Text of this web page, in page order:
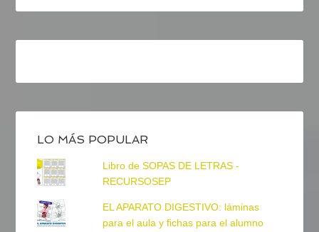
LO MÁS POPULAR
Libro de SOPAS DE LETRAS -
RECURSOSEP
EL APARATO DIGESTIVO: láminas
para el aula y fichas para el alumno